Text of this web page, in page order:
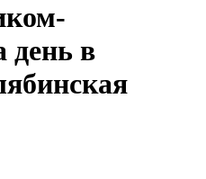
день в